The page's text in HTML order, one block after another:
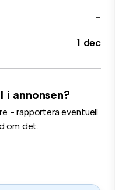
-
1 dec
annonsen?
- rapportera eventuell
om det.